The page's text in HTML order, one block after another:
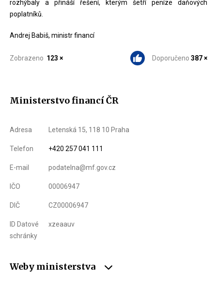
rozhýbaly a přináší řešení, kterým šetří peníze daňových
poplatníků.
Andrej Babiš, ministr financí
Zobrazeno 123 × Doporučeno 387 ×
Ministerstvo financí ČR
Adresa Letenská 15, 118 10 Praha
Telefon +420 257 041 111
E-mail podatelna@mf.gov.cz
IČO 00006947
DIČ CZ00006947
ID Datové
schránky
xzeaauv
Weby ministerstva